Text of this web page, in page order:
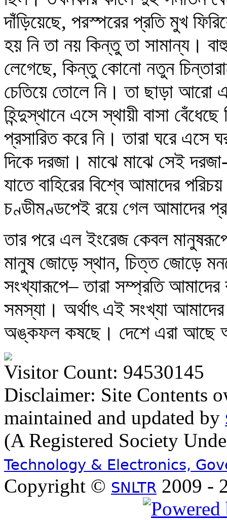
দাঁড়িয়েছে, পরস্পরের প্রতি মুখ
হয় নি তা নয় কিন্তু তা সামান্য।
লেগেছে, কিন্তু কোনো নতুন
চেতিয়ে তোলে নি। তা ছাড়া আরো
হিন্দুস্থানে এসে স্থায়ী বাসা
প্রসারিত করে নি। তারা ঘরে এসে
দিকে দরজা। মাঝে মাঝে সেই
যাতে বাহিরের বিশ্বে আমাদের
চণ্ডীমণ্ডপেই রয়ে গেল আমাদের
তার পরে এল ইংরেজ কেবল
মানুষ জোড়ে স্থান, চিত্ত জোড়ে
সংখ্যারূপে– তারা সম্প্রতি আমাদের
সমস্যা। অর্থাৎ এই সংখ্যা
অঙ্কফল কষছে। দেশে এরা আছে
Visitor Count: 94530145
Disclaimer: Site Contents
maintained and updated by
(A Registered Society
Technology & Electronics,
Copyright © SNLTR 2009 -